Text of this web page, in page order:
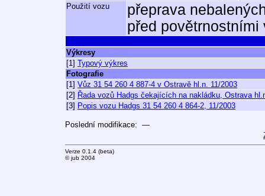
Použití vozu
přeprava
před
Výkresy
[1] Typový výkres
Fotografie
[1] Vůz 31 54 260 4 887-4 v Ostravě hl.n. 11/2003
[2] Řada vozů Hadgs čekajících na nakládku, Ostrava
[3] Popis vozu Hadgs 31 54 260 4 864-2, 11/2003
Poslední modifikace: —
Verze 0.1.4 (beta)
© jub 2004